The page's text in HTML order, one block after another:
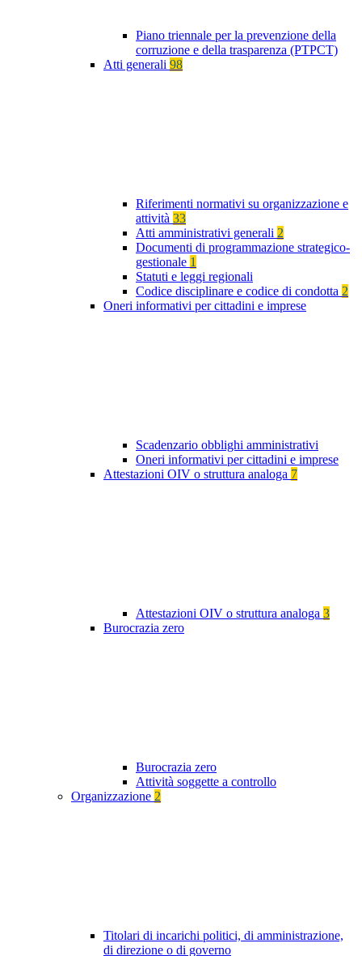
Piano triennale per la prevenzione della
corruzione e della trasparenza (PTPCT)
Atti generali 98
Riferimenti normativi su organizzazione e
attività 33
Atti amministrativi generali 2
Documenti di programmazione strategico-
gestionale 1
Statuti e leggi regionali
Codice disciplinare e codice di condotta 2
Oneri informativi per cittadini e imprese
Scadenzario obblighi amministrativi
Oneri informativi per cittadini e imprese
Attestazioni OIV o struttura analoga 7
Attestazioni OIV o struttura analoga 3
Burocrazia zero
Burocrazia zero
Attività soggette a controllo
Organizzazione 2
Titolari di incarichi politici, di amministrazione,
di direzione o di governo